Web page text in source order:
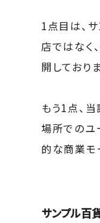
1点目は、
店ではなく
開しており
もう1点、
場所でのユ
的な商業モ
サンプル百